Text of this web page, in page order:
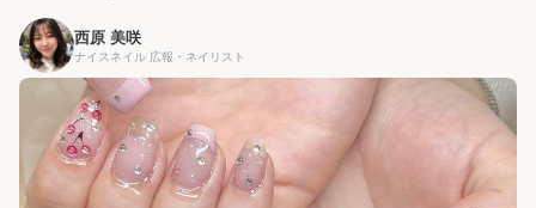
西原 美咲
ナイスネイル 広報・ネイリスト